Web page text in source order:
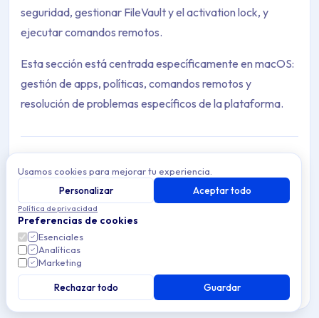
seguridad, gestionar FileVault y el activation lock, y
ejecutar comandos remotos.
Esta sección está centrada específicamente en macOS:
gestión de apps, políticas, comandos remotos y
resolución de problemas específicos de la plataforma.
Resolución de problemas
Resuelve problemas comunes de gestión de
dispositivos macOS en Applivery — soluciona
errores de inscripción, problemas de
configuración y problemas de seguridad.
3 articles
Scripts
Automatiza tareas en dispositivos macOS
gestionados usando scripts en Applivery — crea,
asigna y gestiona scripts para una gestión de
5 articles
Usamos cookies para mejorar tu experiencia.
Personalizar
Aceptar todo
Política de privacidad
Preferencias de cookies
Esenciales
Analíticas
Marketing
Rechazar todo Guardar